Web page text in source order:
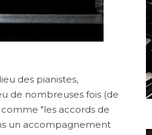
des pianistes,
de nombreuses fois (de
"les accords de
un accompagnement